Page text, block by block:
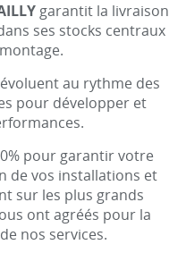
garantit la livraison
ses stocks centraux
au rythme des
pour développer et
pour garantir votre
de vos installations et
sur les plus grands
ont agréés pour la
nos services.